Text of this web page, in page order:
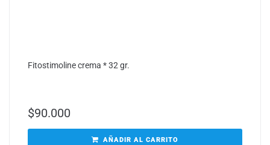
Fitostimoline crema * 32 gr.
$90.000
AÑADIR AL CARRITO